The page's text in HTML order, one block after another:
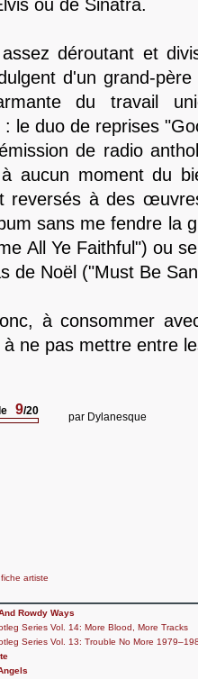
ou de Sinatra.
déroutant et
d'un grand-
du travail
le duo de reprises
de radio
aucun moment du
reversés à des
sans me fendre la
All Ye Faithful") ou
de Noël ("Must Be
à consommer
ne pas mettre entre
9/20 par Dylanesque
fiche artiste
Rowdy Ways
Series Vol. 14: More Blood, More Tracks
Series Vol. 13: Trouble No More